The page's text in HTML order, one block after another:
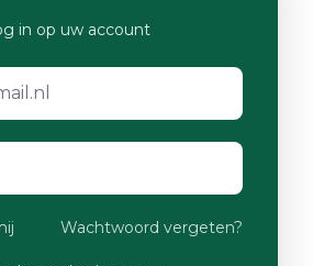
in op uw account
Wachtwoord vergeten?